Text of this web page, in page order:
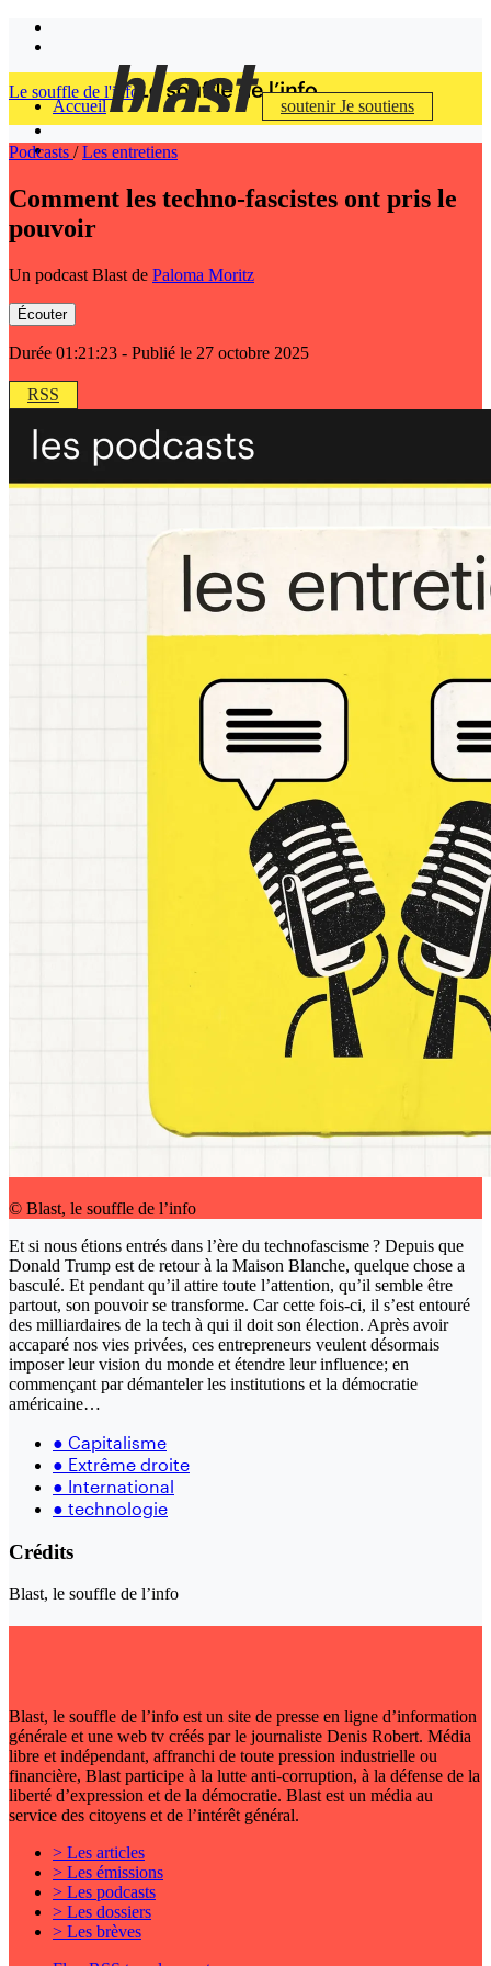
Accueil soutenirJe soutiens
Le souffle de l'info
Podcasts /Les entretiens
Comment les techno-fascistes ont pris le
pouvoir
Un podcast Blast de Paloma Moritz
Écouter
Durée 01:21:23 - Publié le 27 octobre 2025
RSS
© Blast, le souffle de l’info
Et si nous étions entrés dans l’ère du technofascisme ? Depuis que
Donald Trump est de retour à la Maison Blanche, quelque chose a
basculé. Et pendant qu’il attire toute l’attention, qu’il semble être
partout, son pouvoir se transforme. Car cette fois-ci, il s’est entouré
des milliardaires de la tech à qui il doit son élection. Après avoir
accaparé nos vies privées, ces entrepreneurs veulent désormais
imposer leur vision du monde et étendre leur influence; en
commençant par démanteler les institutions et la démocratie
américaine…
● Capitalisme
● Extrême droite
● International
● technologie
Crédits
Blast, le souffle de l’info
Blast, le souffle de l’info est un site de presse en ligne d’information
générale et une web tv créés par le journaliste Denis Robert. Média
libre et indépendant, affranchi de toute pression industrielle ou
financière, Blast participe à la lutte anti-corruption, à la défense de la
liberté d’expression et de la démocratie. Blast est un média au
service des citoyens et de l’intérêt général.
> Les articles
> Les émissions
> Les podcasts
> Les dossiers
> Les brèves